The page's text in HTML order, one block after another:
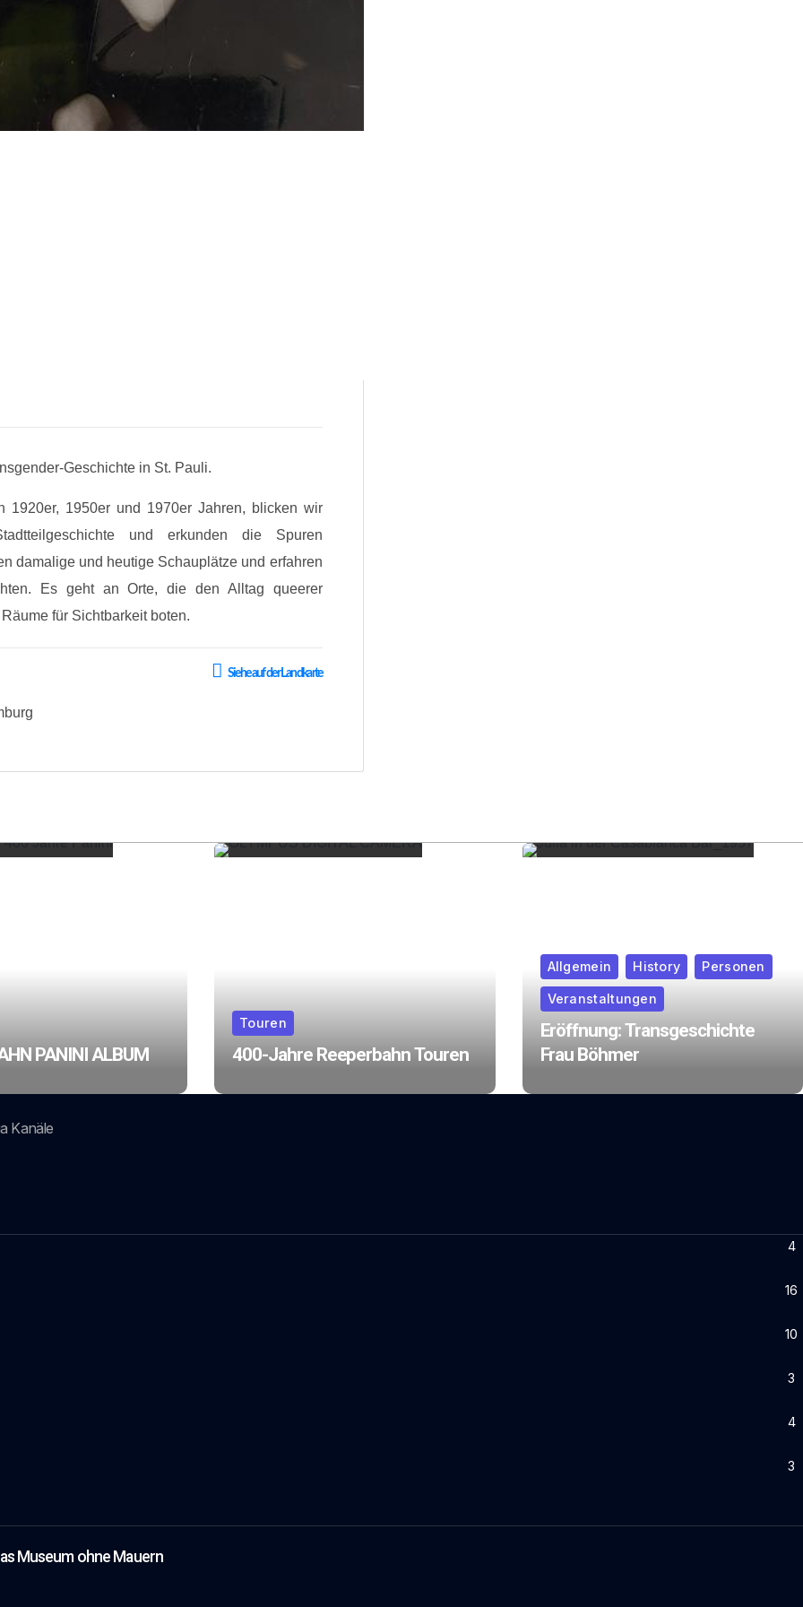
Geschichte in St. Pauli.
1920er, 1950er und 1970er Jahren, blicken wir
und erkunden die Spuren
damalige und heutige Schauplätze und erfahren
Es geht an Orte, die den Alltag queerer
für Sichtbarkeit boten.
Siehe auf der Landkarte
PANINI ALBUM
Touren
400-Jahre Reeperbahn Touren
Allgemein History Personen
Veranstaltungen
Eröffnung: Transgeschichte
Frau Böhmer
Kanäle
4
16
10
3
4
3
Museum ohne Mauern